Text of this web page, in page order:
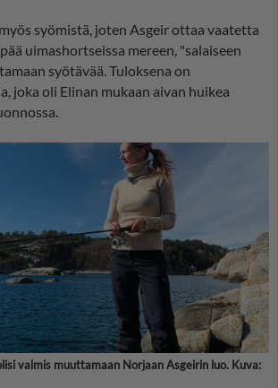
syömistä, joten Asgeir ottaa vaatetta
uimashortseissa mereen, "salaiseen
syötävää. Tuloksena on
joka oli Elinan mukaan aivan huikea
valmis muuttamaan Norjaan Asgeirin luo. Kuva: